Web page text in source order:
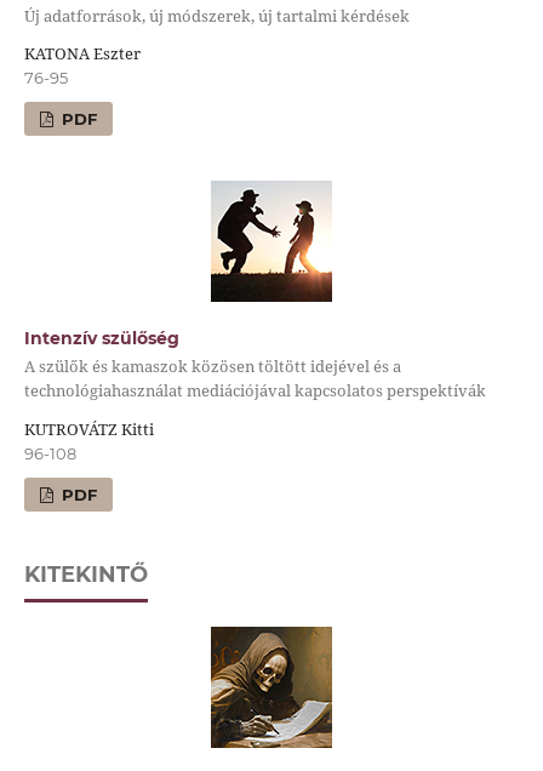
Új adatforrások, új módszerek, új tartalmi kérdések
KATONA Eszter
76-95
PDF
Intenzív szülőség
A szülők és kamaszok közösen töltött idejével és a
technológiahasználat mediációjával kapcsolatos perspektívák
KUTROVÁTZ Kitti
96-108
PDF
KITEKINTŐ